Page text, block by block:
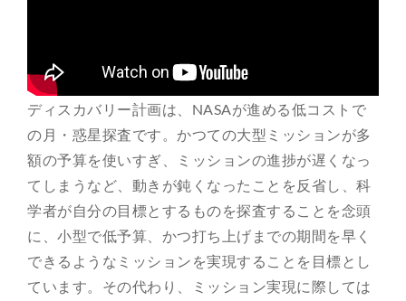
ディスカバリー計画は、NASAが進める低コストで
の月・惑星探査です。かつての大型ミッションが多
額の予算を使いすぎ、ミッションの進捗が遅くなっ
てしまうなど、動きが鈍くなったことを反省し、科
学者が自分の目標とするものを探査することを念頭
に、小型で低予算、かつ打ち上げまでの期間を早く
できるようなミッションを実現することを目標とし
ています。その代わり、ミッション実現に際しては